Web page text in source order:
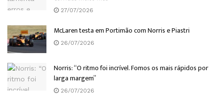
27/07/2026
McLaren testa em Portimão com Norris e Piastri
26/07/2026
Norris: “O ritmo foi incrível. Fomos os mais rápidos por
larga margem”
26/07/2026